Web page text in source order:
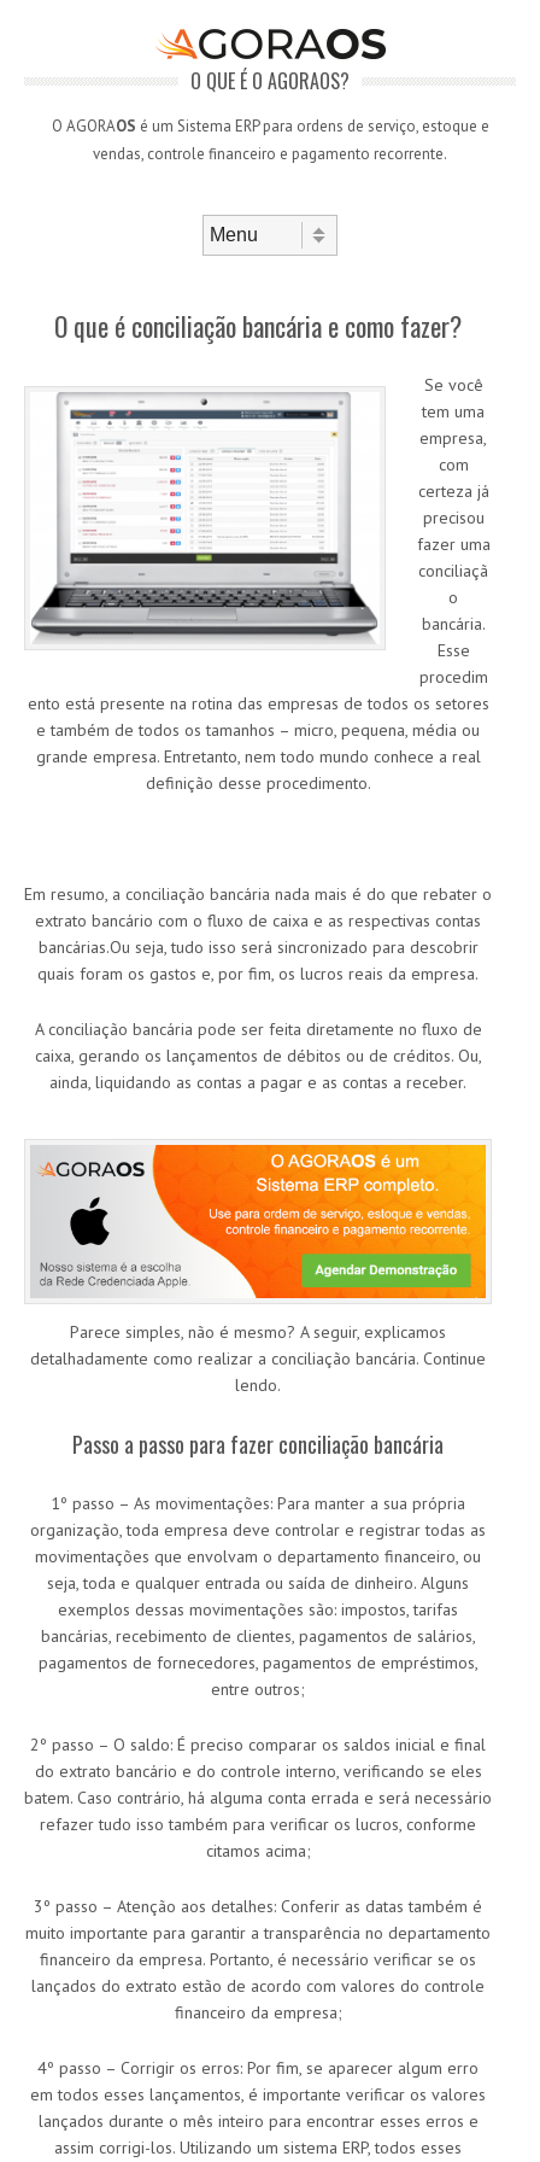
O QUE É O AGORAOS?
O AGORAOS é um Sistema ERP para ordens de serviço, estoque e
vendas, controle financeiro e pagamento recorrente.
O que é conciliação bancária e como fazer?
Se você
tem uma
empresa,
com
certeza já
precisou
fazer uma
conciliaçã
o
bancária.
Esse
procedim
ento está presente na rotina das empresas de todos os setores
e também de todos os tamanhos – micro, pequena, média ou
grande empresa. Entretanto, nem todo mundo conhece a real
definição desse procedimento.
Em resumo, a conciliação bancária nada mais é do que rebater o
extrato bancário com o fluxo de caixa e as respectivas contas
bancárias.Ou seja, tudo isso será sincronizado para descobrir
quais foram os gastos e, por fim, os lucros reais da empresa.
A conciliação bancária pode ser feita diretamente no fluxo de
caixa, gerando os lançamentos de débitos ou de créditos. Ou,
ainda, liquidando as contas a pagar e as contas a receber.
Parece simples, não é mesmo? A seguir, explicamos
detalhadamente como realizar a conciliação bancária. Continue
lendo.
Passo a passo para fazer conciliação bancária
1º passo – As movimentações: Para manter a sua própria
organização, toda empresa deve controlar e registrar todas as
movimentações que envolvam o departamento financeiro, ou
seja, toda e qualquer entrada ou saída de dinheiro. Alguns
exemplos dessas movimentações são: impostos, tarifas
bancárias, recebimento de clientes, pagamentos de salários,
pagamentos de fornecedores, pagamentos de empréstimos,
entre outros;
2º passo – O saldo: É preciso comparar os saldos inicial e final
do extrato bancário e do controle interno, verificando se eles
batem. Caso contrário, há alguma conta errada e será necessário
refazer tudo isso também para verificar os lucros, conforme
citamos acima;
3º passo – Atenção aos detalhes: Conferir as datas também é
muito importante para garantir a transparência no departamento
financeiro da empresa. Portanto, é necessário verificar se os
lançados do extrato estão de acordo com valores do controle
financeiro da empresa;
4º passo – Corrigir os erros: Por fim, se aparecer algum erro
em todos esses lançamentos, é importante verificar os valores
lançados durante o mês inteiro para encontrar esses erros e
assim corrigi-los. Utilizando um sistema ERP, todos esses